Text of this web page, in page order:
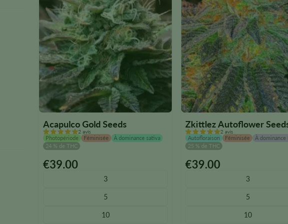
du
produit.
du
produit.
Acapulco Gold Seeds
2 avis
Photopériode Féminisée
À dominance sativa
24 % de THC
€39.00
3
5
10
Ce
Zkittlez Autoflower
2 avis
Autofloraison Féminisée
À dominance
25 % de THC
€39.00
3
5
10
Ce